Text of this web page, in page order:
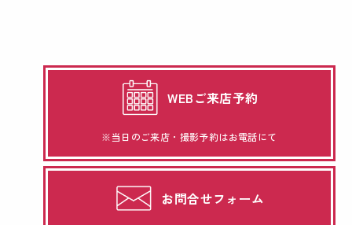
WEBご来店予約
※当日のご来店・撮影予約はお電話にて
お問合せフォーム